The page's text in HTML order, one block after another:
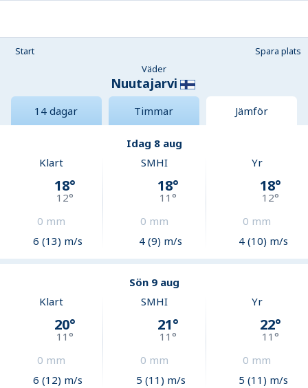
Start
Spara plats
Väder
Nuutajarvi
14 dagar Timmar Jämför
Idag 8 aug
Klart
18°
12°
0 mm
6 (13) m/s
SMHI
18°
11 °
0 mm
4 (9) m/s
Yr
18°
12°
0 mm
4 (10) m/s
Sön 9 aug
Klart
20°
11°
0 mm
6 (12) m/s
SMHI
21°
11 °
0 mm
5 (11) m/s
Yr
22°
11°
0 mm
5 (11) m/s